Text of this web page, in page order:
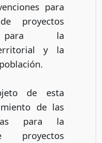
para
proyectos
para la
y la
de esta
de las
para la
proyectos